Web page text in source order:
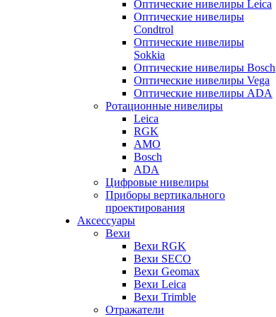
Оптические нивелиры Leica
Оптические нивелиры
Condtrol
Оптические нивелиры
Sokkia
Оптические нивелиры Bosch
Оптические нивелиры Vega
Оптические нивелиры ADA
Ротационные нивелиры
Leica
RGK
AMO
Bosch
ADA
Цифровые нивелиры
Приборы вертикального
проектирования
Аксессуары
Вехи
Вехи RGK
Вехи SECO
Вехи Geomax
Вехи Leica
Вехи Trimble
Отражатели